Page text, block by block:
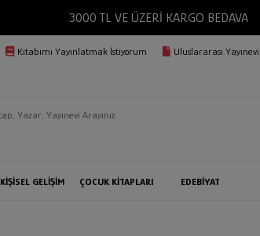
3000 TL VE ÜZERİ KARGO
Kitabımı Yayınlatmak İstiyorum Uluslararası
KİŞİSEL GELİŞİM ÇOCUK KİTAPLARI EDEBİYAT